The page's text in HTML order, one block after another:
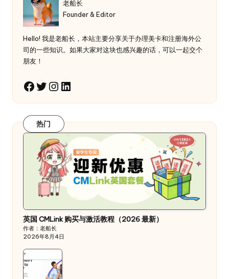
老船长
Founder & Editor
Hello! 我是老船长，本站主要分享关于办理美卡和注册海外公
司的一些知识。如果大家对这块也感兴趣的话，可以一起交个
朋友！
Facebook
Twitter
Instagram
LinkedIn
热门
英国 CMLink 购买与激活教程（2026 最新）
作者：老船长
2026年8月4日